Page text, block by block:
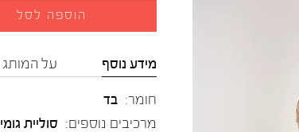
הוספה לסל
מידע נוסף על המותג
חומר: בד
מרכיבים נוספים: סוליית גומי